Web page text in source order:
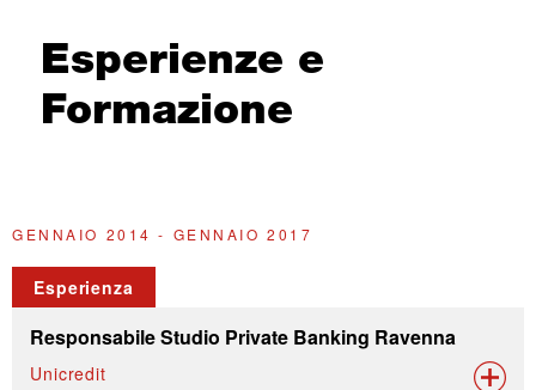
Esperienze e
Formazione
GENNAIO 2014 - GENNAIO 2017
Esperienza
Responsabile Studio Private Banking Ravenna
Unicredit